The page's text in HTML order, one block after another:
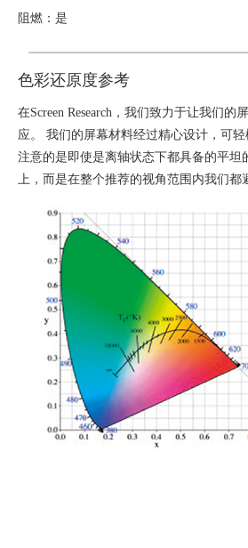
阻燃：是
色彩还原度参考
在Screen Research，我们致力于让我们的
应。 我们的屏幕材料经过精心设计，可
注意的是即使是离轴状态下都具备的平坦
上，而是在整个推荐的视角范围内我们都